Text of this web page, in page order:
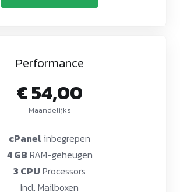
Performance
€ 54,00
Maandelijks
cPanelinbegrepen
4 GB RAM-geheugen
3 CPU Processors
Incl. Mailboxen